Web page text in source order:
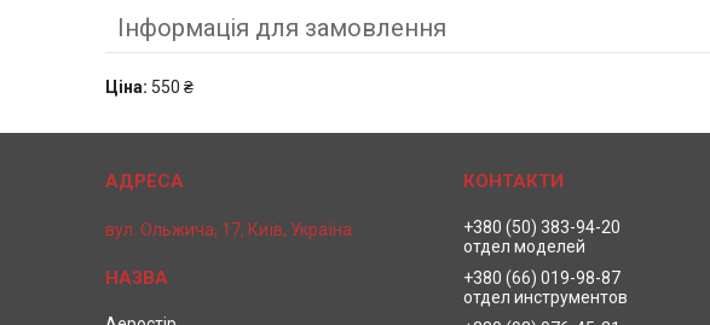
Інформація для замовлення
Ціна: 550 ₴
вул. Ольжича, 17, Київ, Україна
+380 (50) 383-94-20
отдел моделей
+380 (66) 019-98-87
отдел инструментов